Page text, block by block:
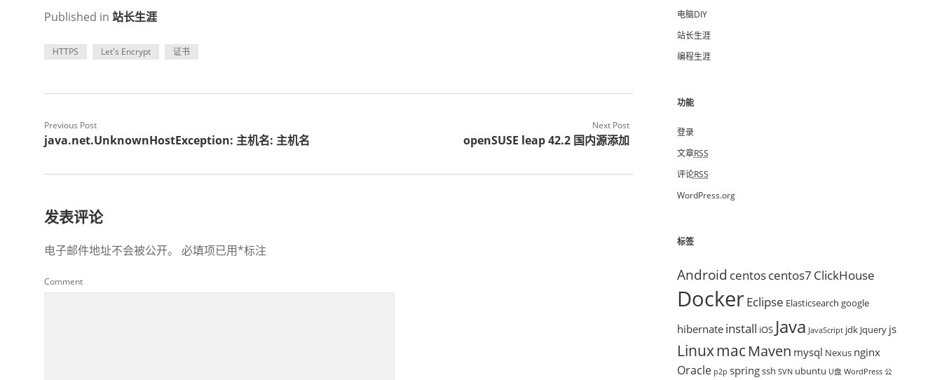
Published in 站长生涯
HTTPS Let's Encrypt 证书
Previous Post
java.net.UnknownHostException: 主机名: 主机名
Next Post
openSUSE leap 42.2 国内源添加
发表评论
电子邮件地址不会被公开。 必填项已用*标注
Comment
电脑DIY
站长生涯
编程生涯
功能
登录
文章RSS
评论RSS
WordPress.org
标签
Android centoscentos7 ClickHouse
DockerEclipse Elasticsearch google
hibernate install iOS Java JavaScript jdk Jquery js
LinuxmacMaven mysql Nexus nginx
Oracle p2p springssh SVN ubuntu U盘 WordPress 公